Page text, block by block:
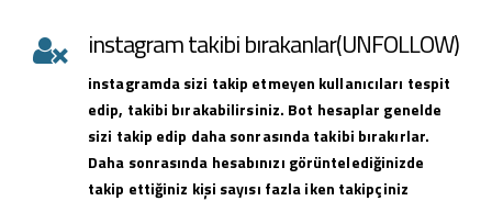
instagram takibi bırakanlar(UNFOLLOW)
instagramda sizi takip etmeyen kullanıcıları tespit
edip, takibi bırakabilirsiniz. Bot hesaplar genelde
sizi takip edip daha sonrasında takibi bırakırlar.
Daha sonrasında hesabınızı görüntelediğinizde
takip ettiğiniz kişi sayısı fazla iken takipçiniz